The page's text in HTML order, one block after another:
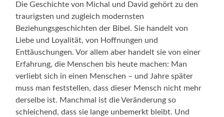
Die Geschichte von Michal und David gehört zu den
traurigsten und zugleich modernsten
Beziehungsgeschichten der Bibel. Sie handelt von
Liebe und Loyalität, von Hoffnungen und
Enttäuschungen. Vor allem aber handelt sie von einer
Erfahrung, die Menschen bis heute machen: Man
verliebt sich in einen Menschen – und Jahre später
muss man feststellen, dass dieser Mensch nicht mehr
derselbe ist. Manchmal ist die Veränderung so
schleichend, dass sie lange unbemerkt bleibt. Und